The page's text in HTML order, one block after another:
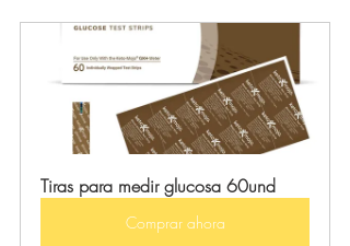
Tiras para medir glucosa 60und
Comprar ahora